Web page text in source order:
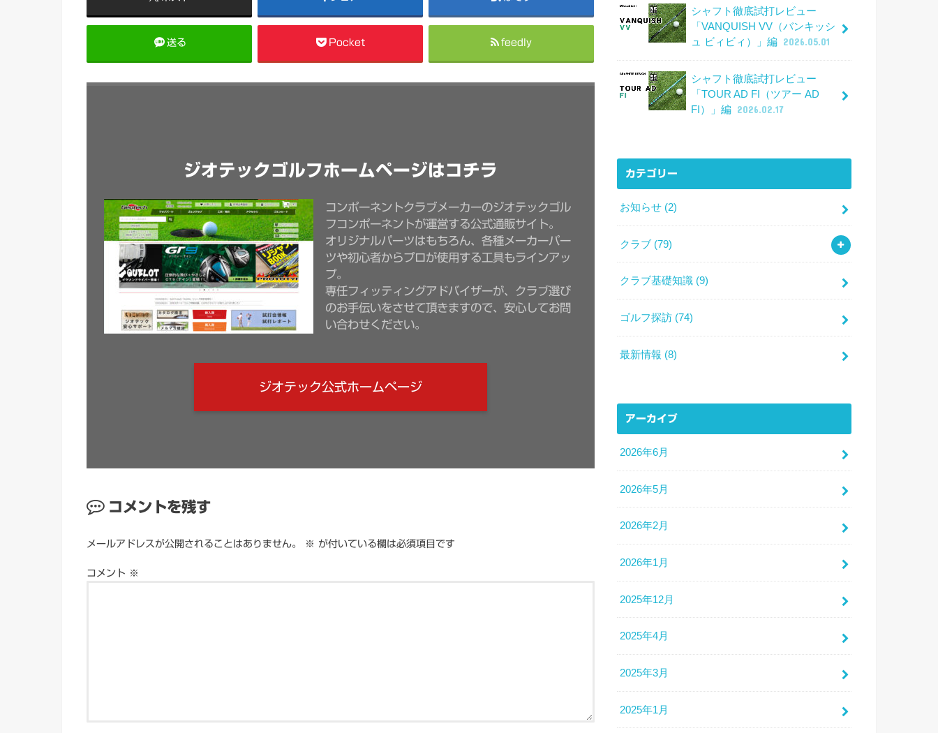
送る Pocket feedly
ジオテックゴルフホームページはコチラ
コンポーネントクラブメーカーのジオテックゴル
フコンポーネントが運営する公式通販サイト。
オリジナルパーツはもちろん、各種メーカーパー
ツや初心者からプロが使用する工具もラインアッ
プ。
専任フィッティングアドバイザーが、クラブ選び
のお手伝いをさせて頂きますので、安心してお問
い合わせください。
ジオテック公式ホームページ
コメントを残す
メールアドレスが公開されることはありません。 ※ が付いている欄は必須項目です
コメント ※
シャフト徹底試打レビュー
「VANQUISH VV（バンキッシ
ュ ビィビィ）」編 2026.05.01
シャフト徹底試打レビュー
「TOUR AD FI（ツアー AD
FI）」編 2026.02.17
カテゴリー
お知らせ (2)
クラブ (79)
クラブ基礎知識 (9)
ゴルフ探訪 (74)
最新情報 (8)
アーカイブ
2026年6月
2026年5月
2026年2月
2026年1月
2025年12月
2025年4月
2025年3月
2025年1月